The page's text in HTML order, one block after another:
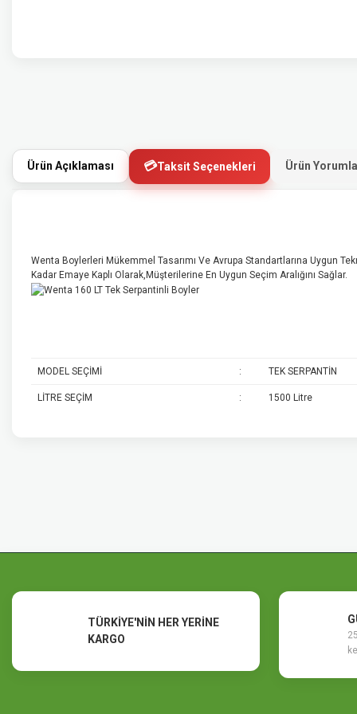
Ürün Açıklaması Taksit Seçenekleri Ürün
Wenta Boylerleri Mükemmel Tasarımı Ve Avrupa Standartlarına Uygun
Kadar Emaye Kaplı Olarak,Müşterilerine En Uygun Seçim Aralığını Sağlar.
MODEL SEÇİMİ : TEK SERPANTİN
LİTRE SEÇİM : 1500 Litre
TÜRKİYE'NİN HER YERİNE
KARGO